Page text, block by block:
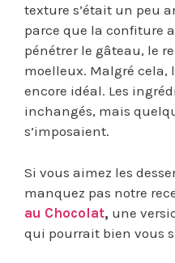
texture s’était un peu
parce que la confiture
pénétrer le gâteau, le
moelleux. Malgré cela,
encore idéal. Les
inchangés, mais
s’imposaient.
Si vous aimez les
manquez pas notre
au Chocolat, une
qui pourrait bien vous